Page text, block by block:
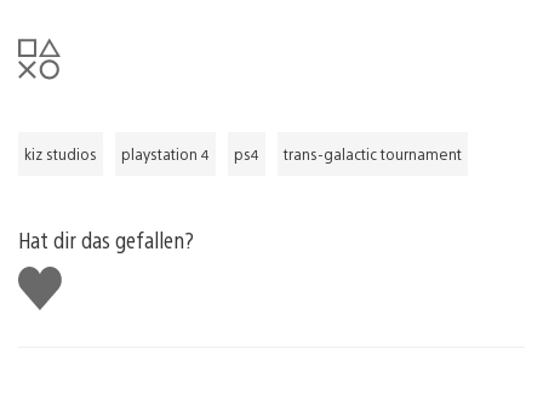
kiz studios playstation 4 ps4 trans-galactic tournament
Hat dir das gefallen?
Gefällt
mir